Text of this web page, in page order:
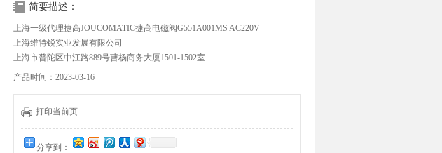
简要描述：
上海一级代理捷高JOUCOMATIC捷高电磁阀G551A001MS AC220V
上海维特锐实业发展有限公司
上海市普陀区中江路889号曹杨商务大厦1501-1502室
产品时间：2023-03-16
打印当前页
分享到：